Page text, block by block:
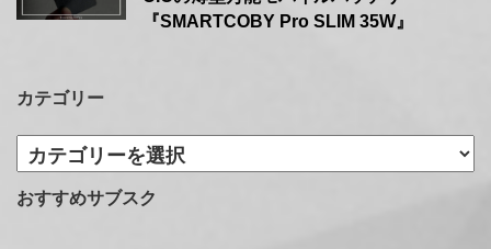
『SMARTCOBY Pro SLIM 35W』
カテゴリー
カ
テ
ゴ
おすすめサブスク